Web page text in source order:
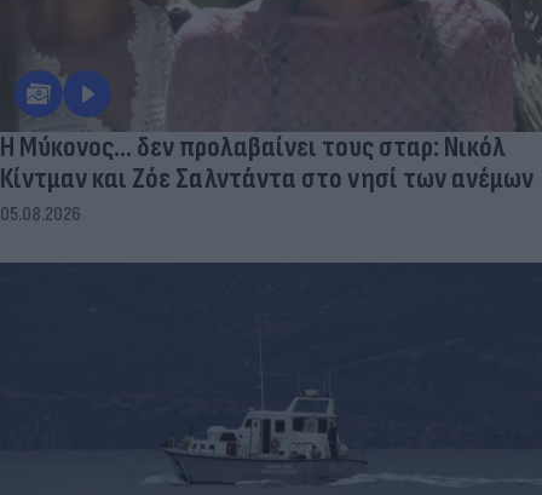
Η Μύκονος... δεν προλαβαίνει τους σταρ: Νικόλ
Κίντμαν και Ζόε Σαλντάντα στο νησί των ανέμων
05.08.2026